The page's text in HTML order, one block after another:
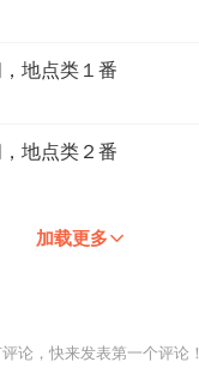
地点类１番
地点类２番
加载更多
论，快来发表第一个评论！